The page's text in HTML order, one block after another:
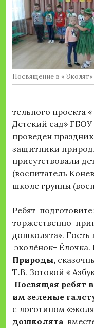
Посвящение в « Эколят»
тельного проекта
Детский сад»
проведен
защитники
присутствовали
(воспитатель
школе группы
Ребят
торжественно
дошколята». Гость
эколёнок- Ёлочка.
Природы,
Т.В. Зотовой «
Посвящая ребят
им зеленые
с логотипом
дошколята